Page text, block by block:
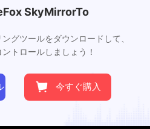
グツールをダウンロードして、
トロールしましょう！
今すぐ購入